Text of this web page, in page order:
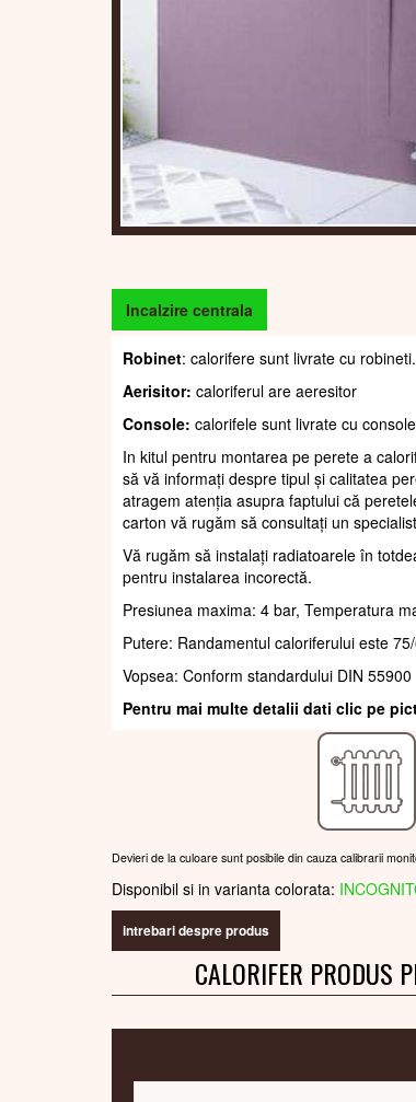
Incalzire centrala
Robinet: calorifere sunt livrate cu
Aerisitor: caloriferul are aeresitor
Console: calorifele sunt livrate cu console
In kitul pentru montarea pe perete a
să vă informați despre tipul și calitatea
atragem atenția asupra faptului că
carton vă rugăm să consultați un
Vă rugăm să instalați radiatoarele în
pentru instalarea incorectă.
Presiunea maxima: 4 bar, Temperatura
Putere: Randamentul caloriferului este
Vopsea: Conform standardului DIN 55900
Pentru mai multe detalii dati clic pe
Devieri de la culoare sunt posibile din cauza calibrarii
Disponibil si in varianta colorata:
intrebari despre produs
CALORIFER PRODUS